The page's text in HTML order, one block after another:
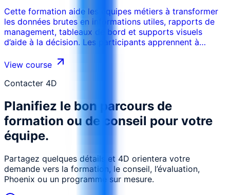
Cette formation aide les équipes métiers à transformer
les données brutes en informations utiles, rapports de
management, tableaux de bord et supports visuels
d’aide à la décision. Les participants apprennent à
choisir les bons graphiques, structurer des tableaux de
View course
Contacter 4D
Planifiez le bon parcours de
formation ou de conseil pour votre
équipe.
Partagez quelques détails et 4D orientera votre
demande vers la formation, le conseil, l’évaluation,
Phoenix ou un programme sur mesure.